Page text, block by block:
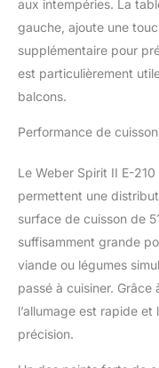
aux intempéries. La
gauche, ajoute une
supplémentaire pour
est particulièrement
balcons.
Performance de cuisson
Le Weber Spirit II E-
permettent une
surface de cuisson de
suffisamment grande
viande ou légumes
passé à cuisiner. Grâce
l’allumage est rapide
précision.